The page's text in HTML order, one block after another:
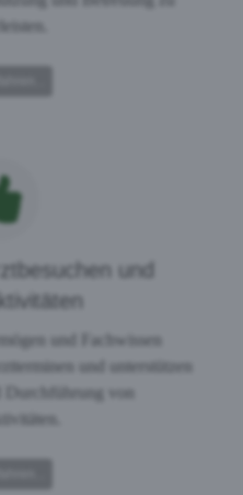
und
und Fachwissen
und unterstützen
Durchführung von